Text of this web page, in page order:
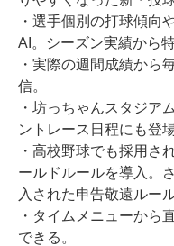
・選手個別の打球傾向
AI。シーズン実績から
・実際の週間成績から
信。
・坊っちゃんスタジア
ントレース日程にも登場
・高校野球でも採用さ
ールドルールを導入。
入された申告敬遠ルー
・タイムメニューから
できる。